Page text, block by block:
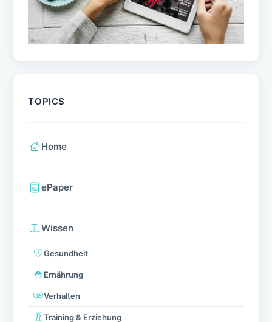
TOPICS
Home
ePaper
Wissen
Gesundheit
Ernährung
Verhalten
Training & Erziehung